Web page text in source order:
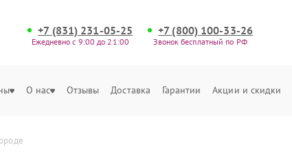
+7 (831) 231-05-25
Ежедневно с 9:00 до 21:00
+7 (800) 100-33-26
Звонок бесплатный по РФ
О нас Отзывы Доставка Гарантии Акции и скидки